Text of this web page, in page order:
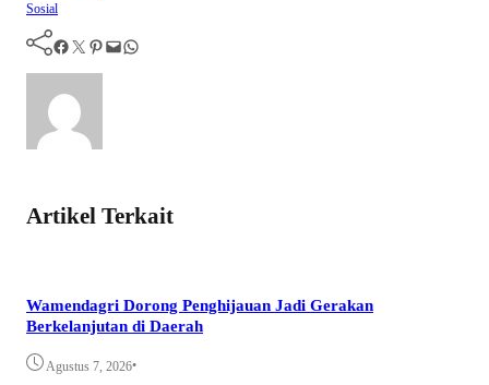
Sosial
Facebook Twitter Pinterest Mail WhatsApp
Artikel Terkait
Wamendagri Dorong Penghijauan Jadi Gerakan
Berkelanjutan di Daerah
Agustus 7, 2026•